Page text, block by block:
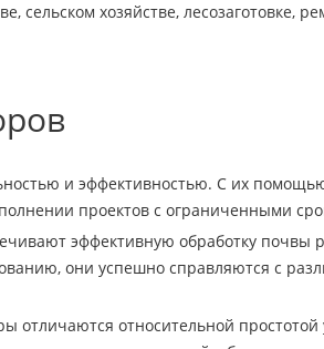
сельском хозяйстве, лесозаготовке,
и эффективностью. С их
проектов с ограниченными
эффективную обработку почвы
они успешно справляются с
отличаются относительной